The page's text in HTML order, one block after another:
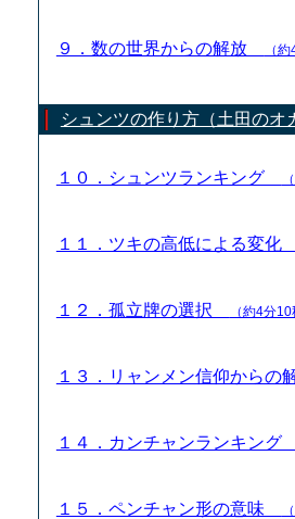
９．数の世界からの解放 （
シュンツの作り方（土田のオ
１０．シュンツランキング
１１．ツキの高低による変化
１２．孤立牌の選択 （約4分10
１３．リャンメン信仰からの
１４．カンチャンランキング
１５．ペンチャン形の意味